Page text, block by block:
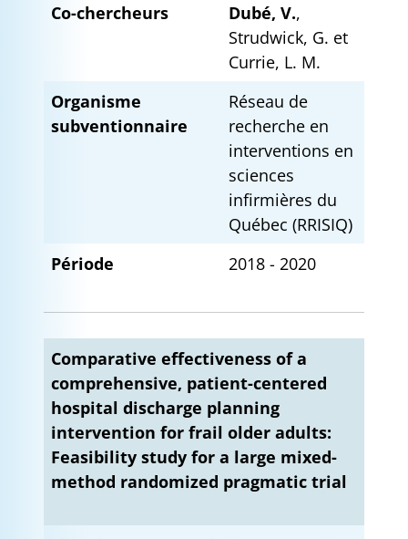
Co-chercheurs
Dubé, V.,
Strudwick, G. et
Currie, L. M.
Organisme
subventionnaire
Réseau de
recherche en
interventions en
sciences
infirmières du
Québec (RRISIQ)
Période
2018 - 2020
Comparative effectiveness of a
comprehensive, patient-centered
hospital discharge planning
intervention for frail older adults:
Feasibility study for a large mixed-
method randomized pragmatic trial